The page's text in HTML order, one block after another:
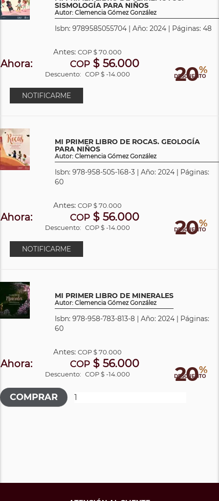
SISMOLOGÍA PARA NIÑOS
Autor: Clemencia Gómez González
Isbn: 9789585055704 | Año: 2024 | Páginas: 48
20%
DESCUENTO
Antes:COP$ 70.000
Ahora: COP $ 56.000
Descuento: COP $ -14.000
NOTIFICARME
MI PRIMER LIBRO DE ROCAS. GEOLOGÍA
PARA NIÑOS
Autor: Clemencia Gómez González
Isbn: 978-958-505-168-3 | Año: 2024 | Páginas:
60
20%
DESCUENTO
Antes:COP$ 70.000
Ahora: COP $ 56.000
Descuento: COP $ -14.000
NOTIFICARME
MI PRIMER LIBRO DE MINERALES
Autor: Clemencia Gómez González
Isbn: 978-958-783-813-8 | Año: 2024 | Páginas:
60
20%
DESCUENTO
Antes:COP$ 70.000
Ahora: COP $ 56.000
Descuento: COP $ -14.000